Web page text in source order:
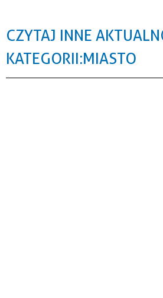
CZYTAJ INNE
KATEGORII: MIASTO